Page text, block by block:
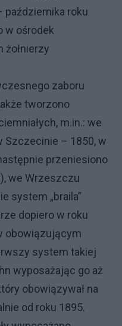
października roku
w ośrodek
żołnierzy
zaboru
tworzono
m.in.: we
Szczecinie – 1850, w
przeniesiono
we Wrzeszczu
system „braila”
dopiero w roku
obowiązującym
system takiej
wyposażając go aż
obowiązywał na
od roku 1895.